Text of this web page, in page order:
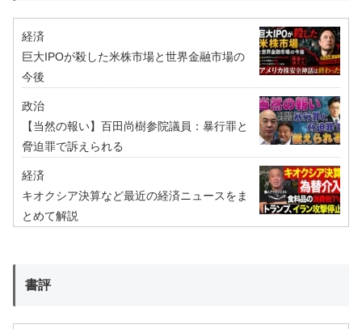
経済
巨大IPOが殺した米株市場と世界金融市場の
今後
政治
【当然の報い】百田尚樹参院議員：暴行罪と
脅迫罪で訴えられる
経済
キオクシア決算など最近の経済ニュースをま
とめて解説
書評